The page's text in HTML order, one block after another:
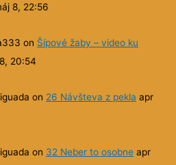
8, 22:56
on Šípové žaby – video ku
20:54
on 26 Návšteva z pekla apr
on 32 Neber to osobne apr